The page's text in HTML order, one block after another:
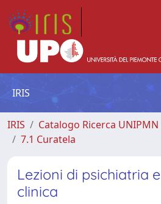
IRIS
IRIS Catalogo Ricerca UNIPMN
7.1 Curatela
Lezioni di psichiatria
clinica